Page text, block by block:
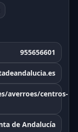
955656601
averroes/centros-
de Andalucía